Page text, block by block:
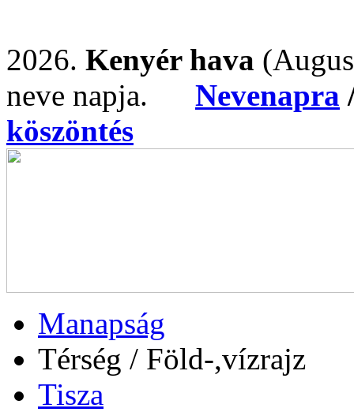
2026. Kenyér hava
neve napja. Nevenapra
köszöntés
Manapság
Térség / Föld-,vízrajz
Tisza